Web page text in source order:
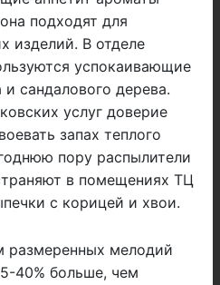
подходят для
изделий. В отделе
успокаивающие
сандалового дерева.
услуг доверие
запах теплого
пору распылители
в помещениях ТЦ
с корицей и хвои.
размеренных мелодий
40% больше, чем